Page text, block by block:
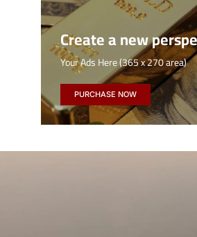
Create a new
Your Ads Here (365 x 270 area)
PURCHASE NOW